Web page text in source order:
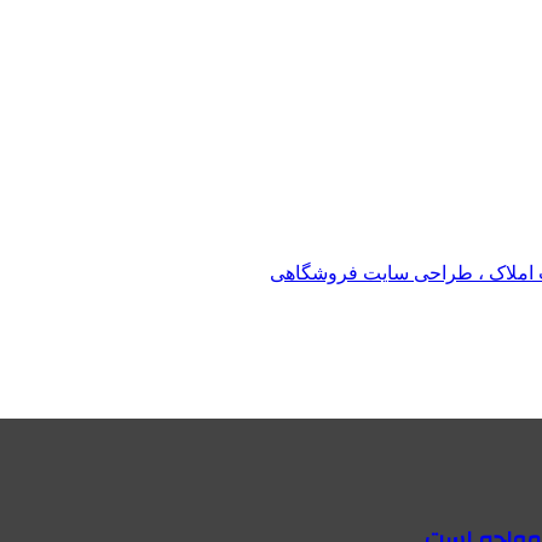
، طراحی سایت فروشگاهی